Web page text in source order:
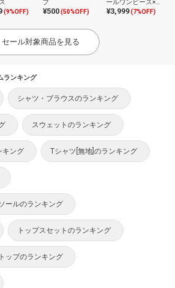
(9%OFF)
プ
¥500(50%OFF)
ールワンピース×ク
ロップドトップスニ
ットアンサンブル
¥3,999(7%OFF)
セール対象商品を見る
ランキング
シャツ・ブラウスのランキング
スウェットのランキング
キング Tシャツ[無地]のランキング
ールのランキング
トップスセットのランキング
ップのランキング